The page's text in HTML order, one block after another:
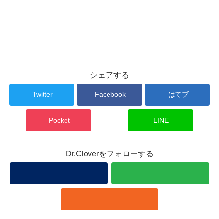
シェアする
Twitter Facebook はてブ
Pocket LINE
Dr.Cloverをフォローする